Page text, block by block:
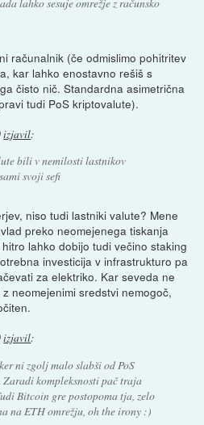
računalnik (če odmislimo pohitritev
kar lahko enostavno rešiš s
čisto nič. Standardna asimetrična
tudi PoS kriptovalute).
izjavil:
bili v nemilosti lastnikov
svoji sefi
niso tudi lastniki valute? Mene
preko neomejenega tiskanja
lahko dobijo tudi večino staking
investicija v infrastrukturo pa
za elektriko. Kar seveda ne
neomejenimi sredstvi nemogoč,
izjavil:
ni zgolj malo slabši od PoS
Zaradi kompleksnosti pač traja
Bitcoin gre postopoma tja, zelo
na ETH omrežju, oh the irony :)